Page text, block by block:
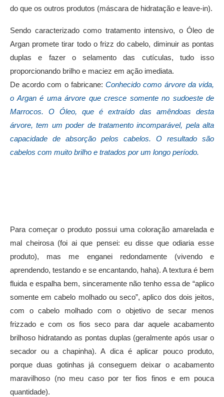
do que os outros produtos (máscara de hidratação e leave-in).
Sendo caracterizado como tratamento intensivo, o Óleo de
Argan promete tirar todo o frizz do cabelo, diminuir as pontas
duplas e fazer o selamento das cutículas, tudo isso
proporcionando brilho e maciez em ação imediata.
De acordo com o fabricane:Conhecido como árvore da vida,
o Argan é uma árvore que cresce somente no sudoeste de
Marrocos. O Óleo, que é extraído das amêndoas desta
árvore, tem um poder de tratamento incomparável, pela alta
capacidade de absorção pelos cabelos. O resultado são
cabelos com muito brilho e tratados por um longo período.
Para começar o produto possui uma coloração amarelada e
mal cheirosa (foi ai que pensei: eu disse que odiaria esse
produto), mas me enganei redondamente (vivendo e
aprendendo, testando e se encantando, haha). A textura é bem
fluida e espalha bem, sinceramente não tenho essa de “aplico
somente em cabelo molhado ou seco”, aplico dos dois jeitos,
com o cabelo molhado com o objetivo de secar menos
frizzado e com os fios seco para dar aquele acabamento
brilhoso hidratando as pontas duplas (geralmente após usar o
secador ou a chapinha). A dica é aplicar pouco produto,
porque duas gotinhas já conseguem deixar o acabamento
maravilhoso (no meu caso por ter fios finos e em pouca
quantidade).